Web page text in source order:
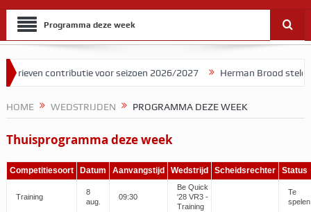
Programma deze week
contributie voor seizoen 2026/2027 Herman Brood stelde
HOME WEDSTRIJDEN PROGRAMMA DEZE WEEK
Thuisprogramma deze week
Competitiesoort Datum Aanvangstijd Wedstrijd Scheidsrechter Status
Training
8
aug.
09:30
Be Quick
'28 VR3 -
Training
Te
spelen